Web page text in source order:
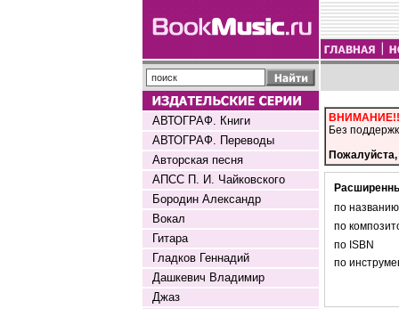
АВТОГРАФ. Книги
АВТОГРАФ. Переводы
Авторская песня
АПСС П. И. Чайковского
Бородин Александр
Вокал
Гитара
Гладков Геннадий
Дашкевич Владимир
Джаз
ВНИМАНИЕ!!
Без
Пожалуйста,
по названию
по
по ISBN
по